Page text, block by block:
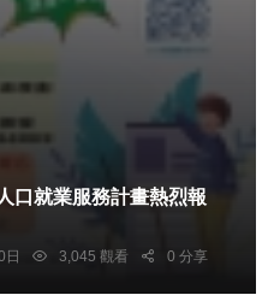
口就業服務計畫熱烈報
日 3,045 觀看 0 分享